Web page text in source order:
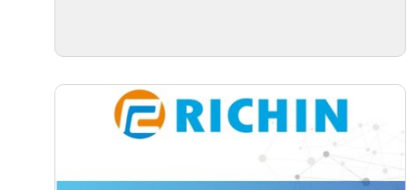
力電子、馬達驅動控制
【AI大數據分析】系列 1：AI解密一次
【AI大數據分析】系列 2 ：馬達穩態
性能預測